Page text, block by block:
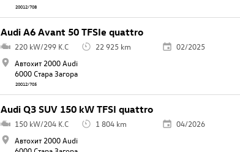
20012/708
Audi A6 Avant 50 TFSIe quattro
220 kW/299 K.C 22 925 km
02/2025
Автохит 2000 Audi
6000 Стара Загора
20012/705
Audi Q3 SUV 150 kW TFSI quattro
150 kW/204 K.C 1 804 km
04/2026
Автохит 2000 Audi